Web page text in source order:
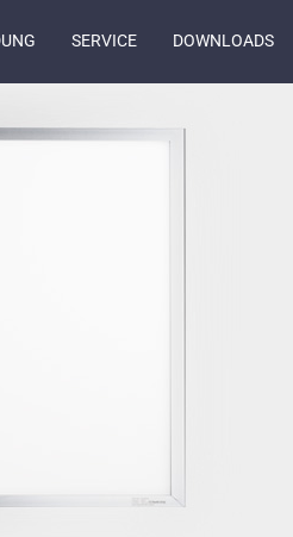
SERVICE DOWNLOADS